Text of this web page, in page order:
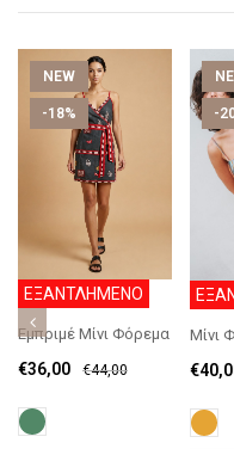
NEW
-18%
ΕΞΑΝΤΛΗΜΕΝΟ
Εμπριμέ Μίνι Φόρεμα
€44,00
€36,00
-
Μίνι
€